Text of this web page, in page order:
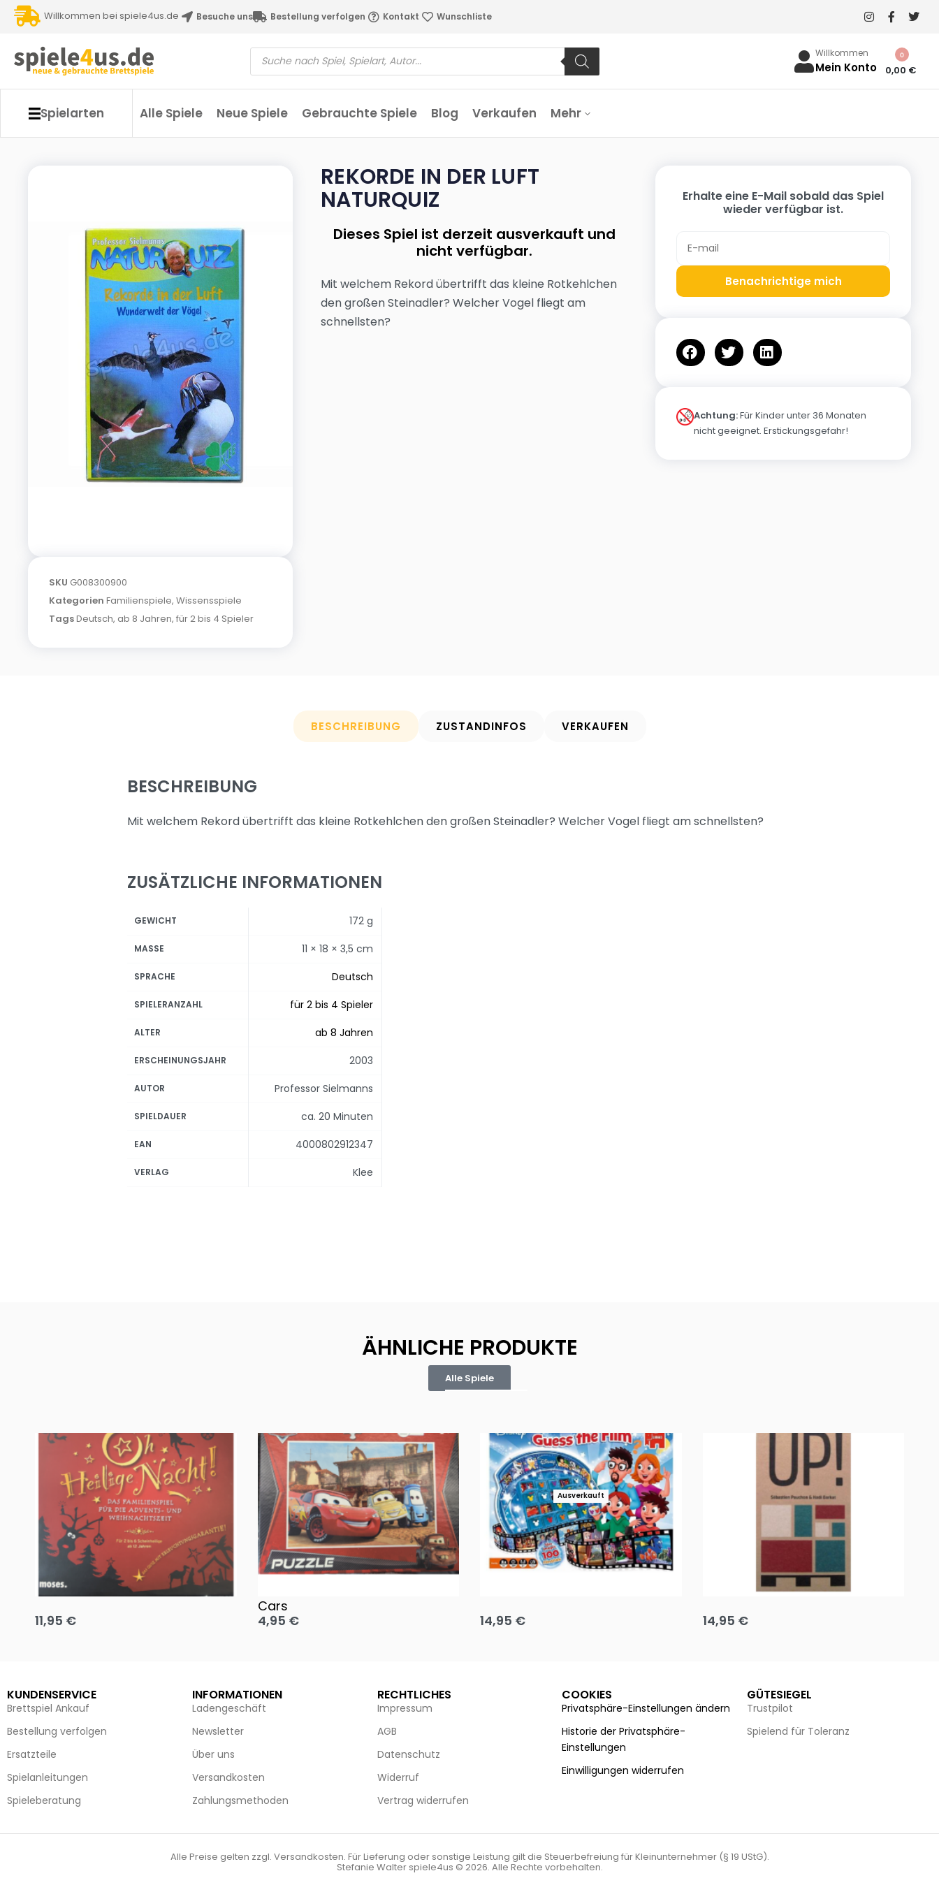
Willkommen bei spiele4us.de Besuche uns Bestellung verfolgen Kontakt Wunschliste
Willkommen
Mein Konto 0,00 €
0
Spielarten Alle Spiele Neue Spiele Gebrauchte Spiele Blog Verkaufen Mehr
SKU G008300900
Kategorien Familienspiele, Wissensspiele
TagsDeutsch, ab 8 Jahren, für 2 bis 4 Spieler
REKORDE IN DER LUFT
NATURQUIZ
Dieses Spiel ist derzeit ausverkauft und
nicht verfügbar.
Mit welchem Rekord übertrifft das kleine Rotkehlchen
den großen Steinadler? Welcher Vogel fliegt am
schnellsten?
Erhalte eine E-Mail sobald das Spiel
wieder verfügbar ist.
Benachrichtige mich
Achtung:Für Kinder unter 36 Monaten
nicht geeignet. Erstickungsgefahr!
BESCHREIBUNG ZUSTANDINFOS VERKAUFEN
BESCHREIBUNG
Mit welchem Rekord übertrifft das kleine Rotkehlchen den großen Steinadler? Welcher Vogel fliegt am schnellsten?
ZUSÄTZLICHE INFORMATIONEN
GEWICHT 172 g
MASSE 11 × 18 × 3,5 cm
SPRACHE Deutsch
SPIELERANZAHL für 2 bis 4 Spieler
ALTER ab 8 Jahren
ERSCHEINUNGSJAHR 2003
AUTOR Professor Sielmanns
SPIELDAUER ca. 20 Minuten
EAN 4000802912347
VERLAG Klee
ÄHNLICHE PRODUKTE
Alle Spiele
Oh, heilige Nacht!
11,95 €
Cars
4,95 €
Ausverkauft
14,95 €
Team up
14,95 €
KUNDENSERVICE
Brettspiel Ankauf
Bestellung verfolgen
Ersatzteile
Spielanleitungen
Spieleberatung
INFORMATIONEN
Ladengeschäft
Newsletter
Über uns
Versandkosten
Zahlungsmethoden
RECHTLICHES
Impressum
AGB
Datenschutz
Widerruf
Vertrag widerrufen
COOKIES
Privatsphäre-Einstellungen ändern
Historie der Privatsphäre-
Einstellungen
Einwilligungen widerrufen
GÜTESIEGEL
Trustpilot
Spielend für Toleranz
Alle Preise gelten zzgl. Versandkosten. Für Lieferung oder sonstige Leistung gilt die Steuerbefreiung für Kleinunternehmer (§ 19 UStG).
Stefanie Walter spiele4us © 2026. Alle Rechte vorbehalten.